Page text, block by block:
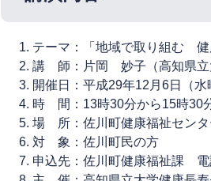
テーマ：「地域で取り組む 健
講 師：片岡 妙子（高知県
開催日：平成29年12月6日（水
時 間：13時30分から15時30
場 所：佐川町健康福祉センタ
対 象：佐川町民の方
申込先：佐川町健康福祉課 電